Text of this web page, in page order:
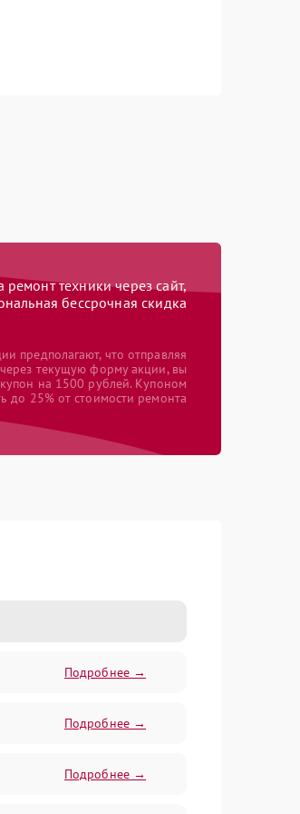
техники через сайт,
бессрочная скидка
предполагают, что отправляя
через текущую форму акции, вы
купон на 1500 рублей. Купоном
до 25% от стоимости ремонта
Подробнее →
Подробнее →
Подробнее →